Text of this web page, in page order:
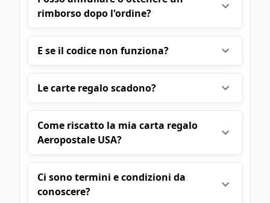
rimborso dopo l'ordine?
E se il codice non funziona?
Le carte regalo scadono?
Come riscatto la mia carta regalo
Aeropostale USA?
Ci sono termini e condizioni da
conoscere?